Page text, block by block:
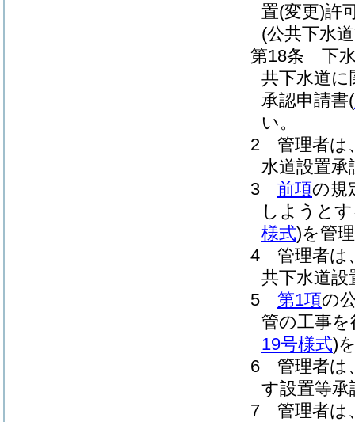
置(変更)許
(公共下水
第18条
下
共下水道
承認申請書(
い。
2
管理者は
水道設置承
3
前項の規
しようと
様式)を管
4
管理者は
共下水道設
5
第1項の
管の工事
19号様式)
6
管理者は
す設置等承
7
管理者は